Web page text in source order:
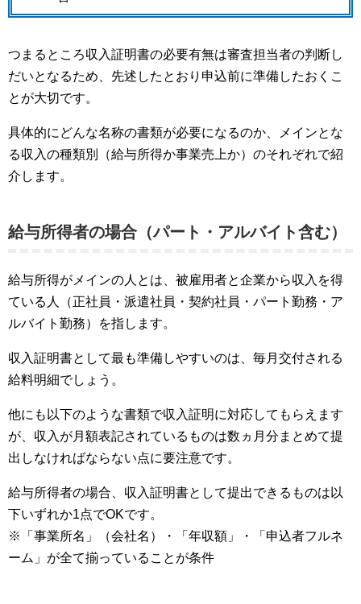
つまるところ収入証明書の必要有無は審査担当者の判断し
だいとなるため、先述したとおり申込前に準備したおくこ
とが大切です。
具体的にどんな名称の書類が必要になるのか、メインとな
る収入の種類別（給与所得か事業売上か）のそれぞれで紹
介します。
給与所得者の場合（パート・アルバイト含む）
給与所得がメインの人とは、被雇用者と企業から収入を得
ている人（正社員・派遣社員・契約社員・パート勤務・ア
ルバイト勤務）を指します。
収入証明書として最も準備しやすいのは、毎月交付される
給料明細でしょう。
他にも以下のような書類で収入証明に対応してもらえます
が、収入が月額表記されているものは数ヵ月分まとめて提
出しなければならない点に要注意です。
給与所得者の場合、収入証明書として提出できるものは以
下いずれか1点でOKです。
※「事業所名」（会社名）・「年収額」・「申込者フルネ
ーム」が全て揃っていることが条件